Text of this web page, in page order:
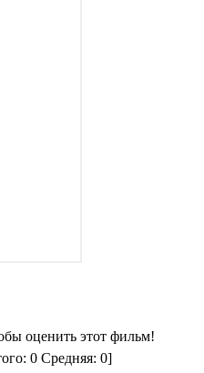
оценить этот фильм!
0Средняя: 0]